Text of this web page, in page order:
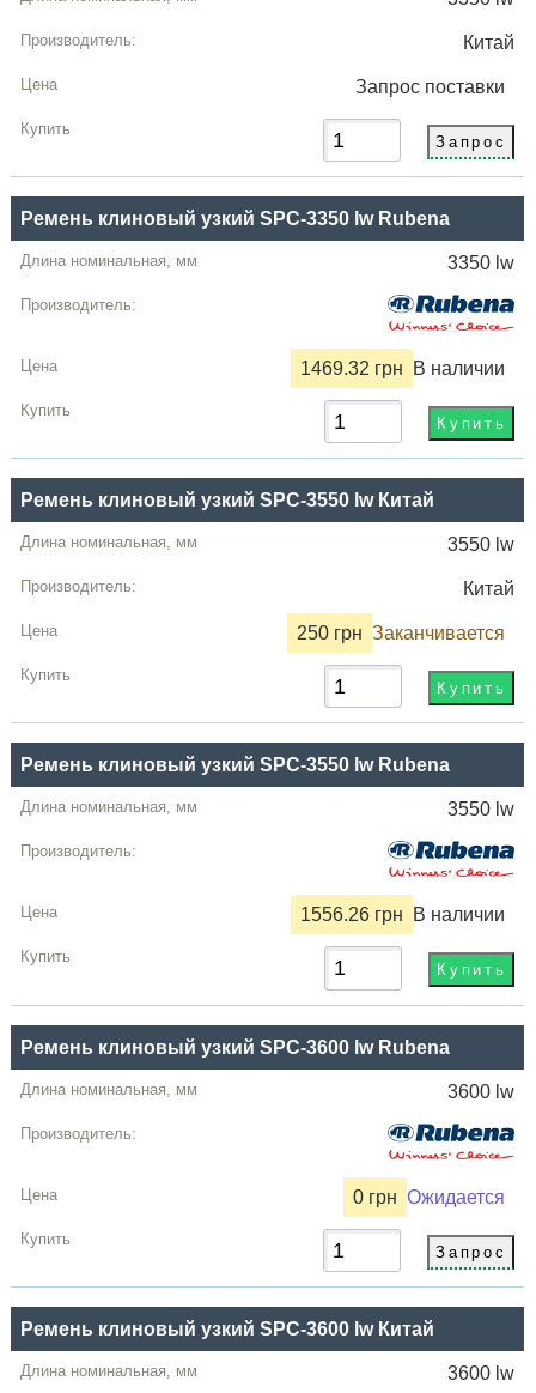
Китай
Запрос поставки
Ремень клиновый узкий SPC-3350 lw Rubena
3350 lw
1469.32 грн В наличии
Ремень клиновый узкий SPC-3550 lw Китай
3550 lw
Китай
250 грн Заканчивается
Ремень клиновый узкий SPC-3550 lw Rubena
3550 lw
1556.26 грн В наличии
Ремень клиновый узкий SPC-3600 lw Rubena
3600 lw
0 грн Ожидается
Ремень клиновый узкий SPC-3600 lw Китай
3600 lw